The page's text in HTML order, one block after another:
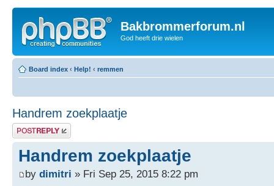
Bakbrommerforum.nl
God heeft drie wielen
Board index ‹ Help! ‹ remmen
Handrem zoekplaatje
Post a reply
Handrem zoekplaatje
by dimitri » Fri Sep 25, 2015 8:22 pm